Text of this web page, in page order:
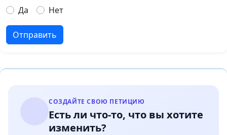
Да
Нет
Отправить
СОЗДАЙТЕ СВОЮ ПЕТИЦИЮ
Есть ли что-то, что вы хотите
изменить?